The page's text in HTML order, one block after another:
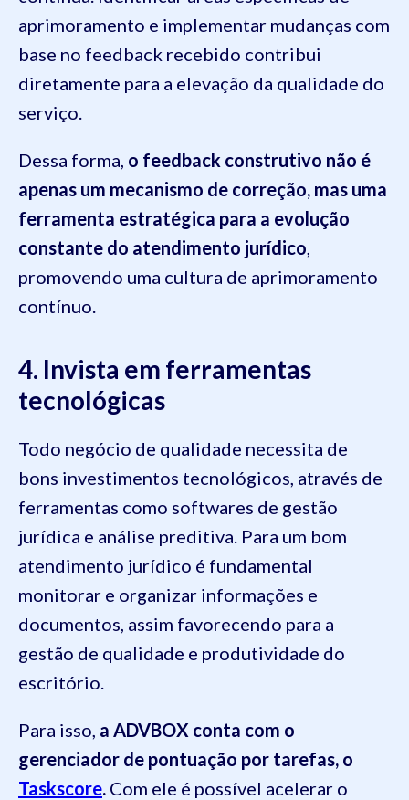
aprimoramento e implementar mudanças com
base no feedback recebido contribui
diretamente para a elevação da qualidade do
serviço.
Dessa forma, o feedback construtivo não é
apenas um mecanismo de correção, mas uma
ferramenta estratégica para a evolução
constante do atendimento jurídico
promovendo uma cultura de aprimoramento
contínuo.
4. Invista em ferramentas
tecnológicas
Todo negócio de qualidade necessita de
bons investimentos tecnológicos, através de
ferramentas como softwares de gestão
jurídica e análise preditiva. Para um bom
atendimento jurídico é fundamental
monitorar e organizar informações e
documentos, assim favorecendo para a
gestão de qualidade e produtividade do
escritório.
Para isso, a ADVBOX conta com o
gerenciador de pontuação por tarefas, o
Taskscore. Com ele é possível acelerar o